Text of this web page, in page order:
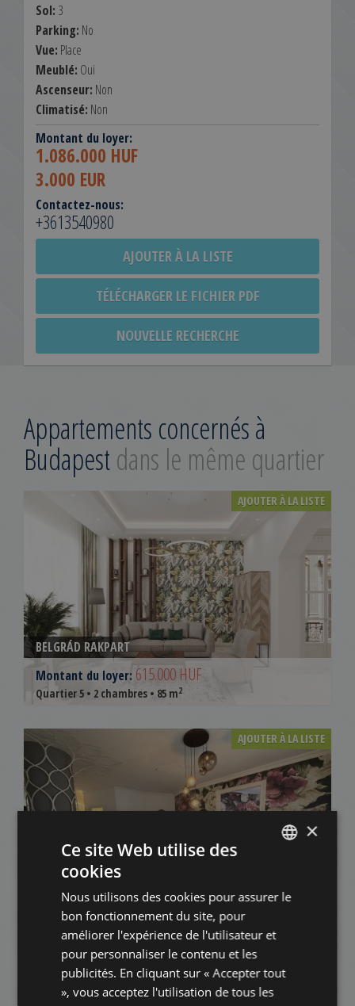
Sol: 3
Parking: No
Vue: Place
Meublé: Oui
Ascenseur: Non
Climatisé: Non
Montant du loyer:
1.086.000 HUF
3.000 EUR
Contactez-nous:
+3613540980
AJOUTER À LA LISTE
TÉLÉCHARGER LE FICHIER PDF
NOUVELLE RECHERCHE
Appartements concernés à
Budapestdans le même quartier
AJOUTER À LA LISTE
BELGRÁD RAKPART
Montant du loyer: 615.000 HUF
Quartier 5 • 2 chambres • 85 m2
AJOUTER À LA LISTE
Montant du loyer:796.000 HUF
Quartier 5 • 3 chambres • 115 m
AJOUTER À LA LISTE
HUNGARIAN
FRENCH
ITALIAN
×
Ce site Web utilise des
cookies
Nous utilisons des cookies pour assurer le
bon fonctionnement du site, pour
améliorer l'expérience de l'utilisateur et
pour personnaliser le contenu et les
publicités. En cliquant sur « Accepter tout
», vous acceptez l'utilisation de tous les